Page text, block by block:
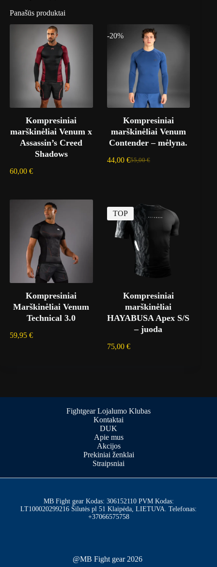
Panašūs produktai
Kompresiniai
marškinėliai Venum x
Assassin’s Creed
Shadows
60,00 €
-20%
Kompresiniai
marškinėliai Venum
Contender – mėlyna.
55,00€
44,00 €
Kompresiniai
Marškinėliai Venum
Technical 3.0
59,95 €
TOP
Kompresiniai
marškinėliai
HAYABUSA Apex S/S
– juoda
75,00 €
Fightgear Lojalumo Klubas
Kontaktai
DUK
Apie mus
Akcijos
Prekiniai ženklai
Straipsniai
MB Fight gear Kodas: 306152110 PVM Kodas:
LT100020299216 Šilutės pl 51 Klaipėda, LIETUVA. Telefonas:
+37066575758
@MB Fight gear 2026